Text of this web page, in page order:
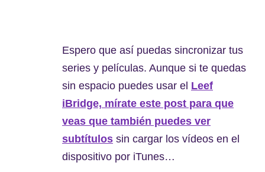
Espero que así puedas sincronizar tus
series y películas. Aunque si te quedas
sin espacio puedes usar el Leef
iBridge, mírate este post para que
veas que también puedes ver
subtítulos sin cargar los vídeos en el
dispositivo por iTunes…